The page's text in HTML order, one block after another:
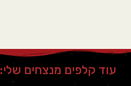
עוד קלפים מנצחים שלי: